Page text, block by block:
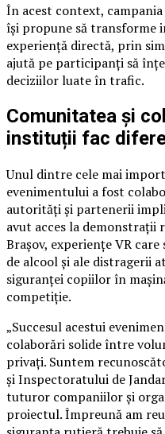
În acest context,
își propune să
experiență directă, prin
ajută pe participanți să
deciziilor luate în trafic.
Comunitatea și
instituții fac
Unul dintre cele mai
evenimentului a fost
autorități și partenerii
avut acces la demonstrații
Brașov, experiențe VR
de alcool și ale distragerii
siguranței copiilor în
competiție.
„Succesul acestui
colaborări solide între
privați. Suntem
și Inspectoratului de
tuturor companiilor și
proiectul. Împreună am